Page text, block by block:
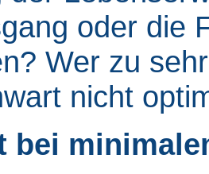
oder die
Wer zu
nicht
bei